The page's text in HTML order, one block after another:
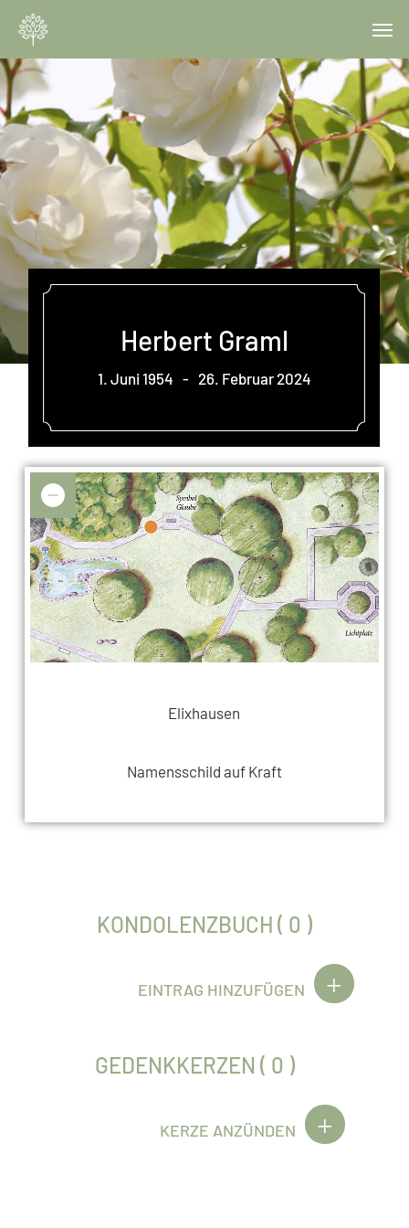
main
content
Herbert Graml
1. Juni 1954 - 26. Februar 2024
Elixhausen
Namensschild auf Kraft
KONDOLENZBUCH ( 0 )
EINTRAG HINZUFÜGEN
GEDENKKERZEN ( 0 )
KERZE ANZÜNDEN